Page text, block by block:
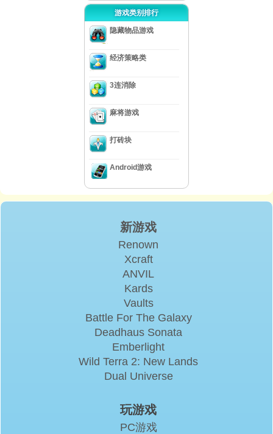
游戏类别排行
隐藏物品游戏
经济策略类
3连消除
麻将游戏
打砖块
Android游戏
新游戏
Renown
Xcraft
ANVIL
Kards
Vaults
Battle For The Galaxy
Deadhaus Sonata
Emberlight
Wild Terra 2: New Lands
Dual Universe
玩游戏
PC游戏